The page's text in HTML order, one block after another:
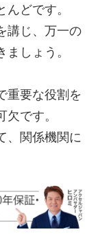
どです。
講じ、万一の
しょう。
重要な役割を
です。
、関係機関に